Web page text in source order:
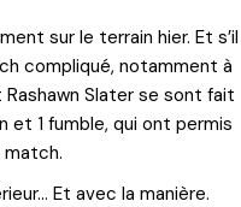
sur le terrain hier. Et s’il
compliqué, notamment à
Slater se sont fait
et 1 fumble, qui ont permis
Et avec la manière.